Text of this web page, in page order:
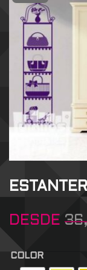
DESDE
COLOR